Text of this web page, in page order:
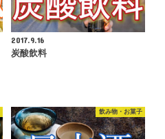
2017.9.16
炭酸飲料
飲み物・お菓子